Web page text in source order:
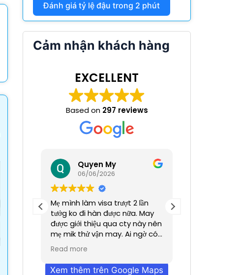
Sĩ
Lan
Visa Algeria
Đánh giá tỷ lệ đậu trong 2 phút
Cảm nhận khách hàng
EXCELLENT
Based on 297 reviews
Quyen My
06/06/2026
Mẹ mình làm visa trượt 2 lần
tưởg ko đi hàn được nữa. May
được giới thiệu qua cty này nên
mẹ mik thử vận may. Ai ngờ có
nhanh hơn dự định chỉ trong
vỏn vẹn 2 tuần. Cũn g cảm ơn a
Dương đã hỗ trợ nhiều. Dịch vụ
Read more
Xem thêm trên Google Maps